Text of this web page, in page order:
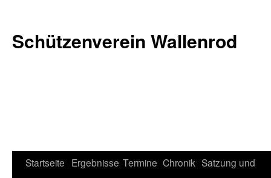
Schützenverein Wallenrod
Zum
Startseite Ergebnisse Termine Chronik Satzung und